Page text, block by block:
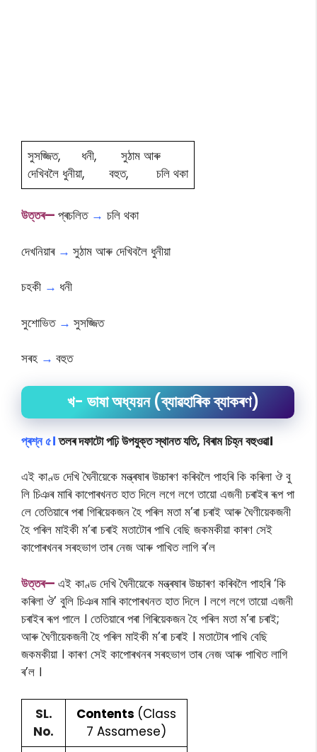
সুসজ্জিত, ধনী, সুঠাম আৰু
দেখিবলৈ ধুনীয়া, বহুত, চলি থকা
উত্তৰ— প্ৰচলিত → চলি থকা
দেখনিয়াৰ → সুঠাম আৰু দেখিবলৈ ধুনীয়া
চহকী → ধনী
সুশোভিত → সুসজ্জিত
সৰহ → বহুত
খ- ভাষা অধ্যয়ন (ব্যাৱহাৰিক ব্যাকৰণ)
প্ৰশ্ন ৫।তলৰ দফাটো পঢ়ি উপযুক্ত স্থানত যতি, বিৰাম চিহ্ন বহুওৱা।
এই কাণ্ড দেখি ঘৈনীয়েকে মন্ত্ৰষাৰ উচ্চাৰণ কৰিবলৈ পাহৰি কি কৰিলা ঔ বু
লি চিঞৰ মাৰি কাপোৰখনত হাত দিলে লগে লগে তায়ো এজনী চৰাইৰ ৰূপ পা
লে তেতিয়াৰে পৰা গিৰিয়েকজন হৈ পৰিল মতা ম’ৰা চৰাই আৰু ঘৈণীয়েকজনী
হৈ পৰিল মাইকী ম’ৰা চৰাই মতাটোৰ পাখি বেছি জকমকীয়া কাৰণ সেই
কাপোৰখনৰ সৰহভাগ তাৰ নেজ আৰু পাখিত লাগি ৰ’ল
উত্তৰ— এই কাণ্ড দেখি ঘৈনীয়েকে মন্ত্ৰষাৰ উচ্চাৰণ কৰিবলৈ পাহৰি ‘কি
কৰিলা ঔ’ বুলি চিঞৰ মাৰি কাপোৰখনত হাত দিলে । লগে লগে তায়ো এজনী
চৰাইৰ ৰূপ পালে । তেতিয়াৰে পৰা গিৰিয়েকজন হৈ পৰিল মতা ম’ৰা চৰাই;
আৰু ঘৈণীয়েকজনী হৈ পৰিল মাইকী ম’ৰা চৰাই । মতাটোৰ পাখি বেছি
জকমকীয়া । কাৰণ সেই কাপোৰখনৰ সৰহভাগ তাৰ নেজ আৰু পাখিত লাগি
ৰ’ল ।
SL.
No.
Contents (Class
7 Assamese)